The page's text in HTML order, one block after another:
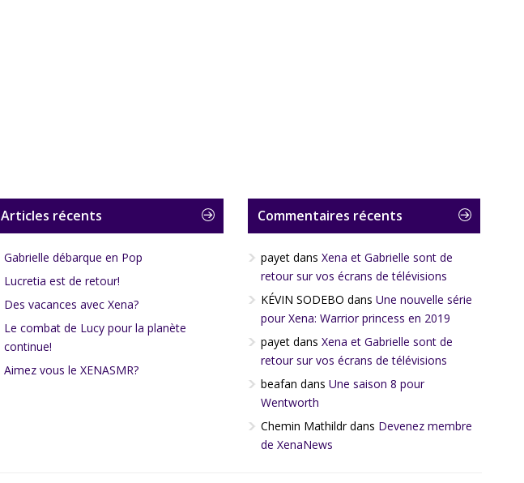
Articles récents
Gabrielle débarque en Pop
Lucretia est de retour!
Des vacances avec Xena?
Le combat de Lucy pour la planète
continue!
Aimez vous le XENASMR?
Commentaires récents
payet dans Xena et Gabrielle sont de
retour sur vos écrans de télévisions
KÉVIN SODEBO dans Une nouvelle série
pour Xena: Warrior princess en 2019
payet dans Xena et Gabrielle sont de
retour sur vos écrans de télévisions
beafan dans Une saison 8 pour
Wentworth
Chemin Mathildrdans Devenez membre
de XenaNews